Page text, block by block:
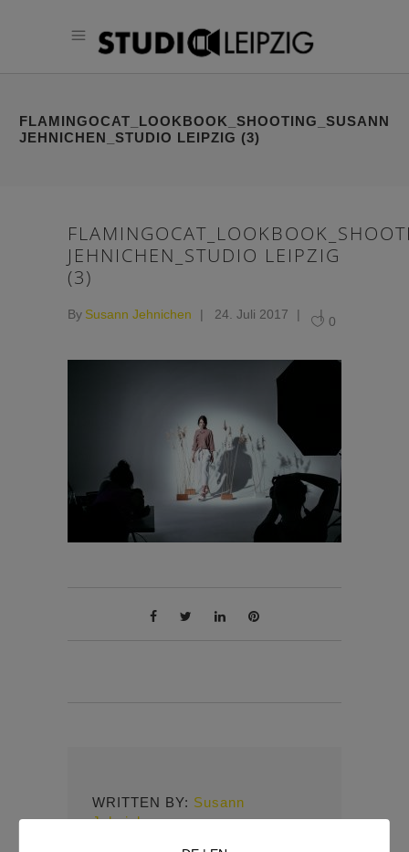
FLAMINGOCAT_LOOKBOOK_SHOOTING_SUSANN
JEHNICHEN_STUDIO LEIPZIG (3)
JEHNICHEN_STUDIO LEIPZIG
(3)
By Susann Jehnichen 24. Juli 2017 0
WRITTEN BY: Susann
Jehnichen